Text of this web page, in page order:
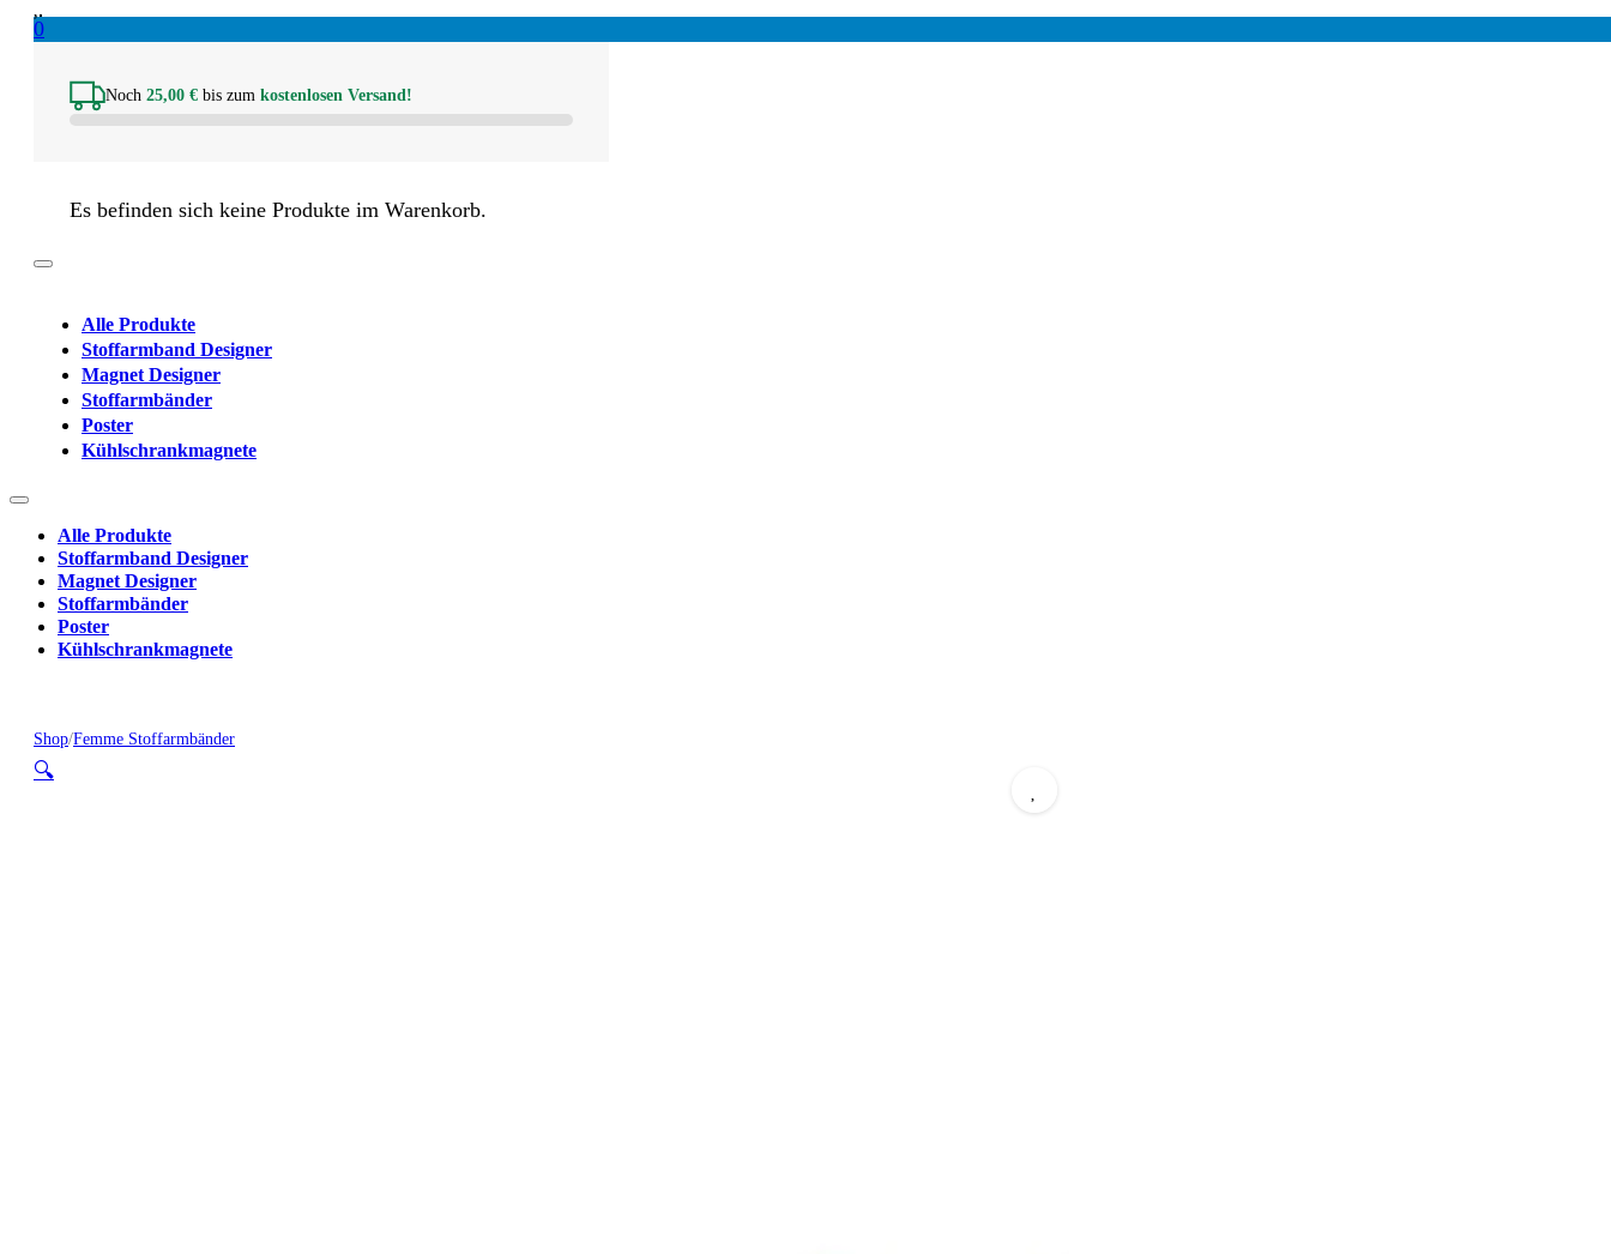
0
Noch 25,00 € bis zum kostenlosen Versand!
Es befinden sich keine Produkte im Warenkorb.
Alle Produkte
Stoffarmband Designer
Magnet Designer
Stoffarmbänder
Poster
Kühlschrankmagnete
Alle Produkte
Stoffarmband Designer
Magnet Designer
Stoffarmbänder
Poster
Kühlschrankmagnete
Shop/Femme Stoffarmbänder
🔍